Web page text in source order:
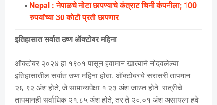
Nepal : नेपाळचे नोटा छापण्याचे कंत्राट चिनी कंपनीला; 100
रुपयांच्या 30 कोटी प्रती छापणार
इतिहासात सर्वात उष्ण ऑक्टोबर महिना
ऑक्टोबर २०२४ हा १९०१ पासून हवामान खात्याने नोंदवलेल्या
इतिहासातील सर्वात उष्ण महिना होता. ऑक्टोबरचे सरासरी तापमान
२६.९२ अंश होते, जे सामान्यपेक्षा १.२३ अंश जास्त होते. रात्रीचे
तापमानही सर्वाधिक २१.८५ अंश होते, तर ते २०.०१ अंश असायला हवे